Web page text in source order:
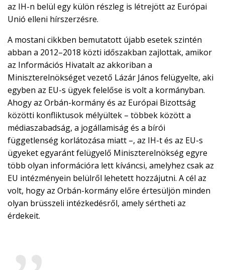
az IH-n belül egy külön részleg is létrejött az Európai
Unió elleni hírszerzésre.
A mostani cikkben bemutatott újabb esetek szintén
abban a 2012–2018 közti időszakban zajlottak, amikor
az Információs Hivatalt az akkoriban a
Miniszterelnökséget vezető Lázár János felügyelte, aki
egyben az EU-s ügyek felelőse is volt a kormányban.
Ahogy az Orbán-kormány és az Európai Bizottság
közötti konfliktusok mélyültek – többek között a
médiaszabadság, a jogállamiság és a bírói
függetlenség korlátozása miatt –, az IH-t és az EU-s
ügyeket egyaránt felügyelő Miniszterelnökség egyre
több olyan információra lett kíváncsi, amelyhez csak az
EU intézményein belülről lehetett hozzájutni. A cél az
volt, hogy az Orbán-kormány előre értesüljön minden
olyan brüsszeli intézkedésről, amely sértheti az
érdekeit.